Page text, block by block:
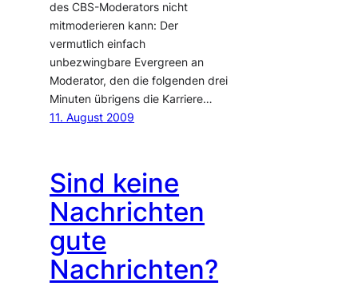
des CBS-Moderators nicht
mitmoderieren kann: Der
vermutlich einfach
unbezwingbare Evergreen an
Moderator, den die folgenden drei
Minuten übrigens die Karriere…
11. August 2009
Sind keine
Nachrichten
gute
Nachrichten?